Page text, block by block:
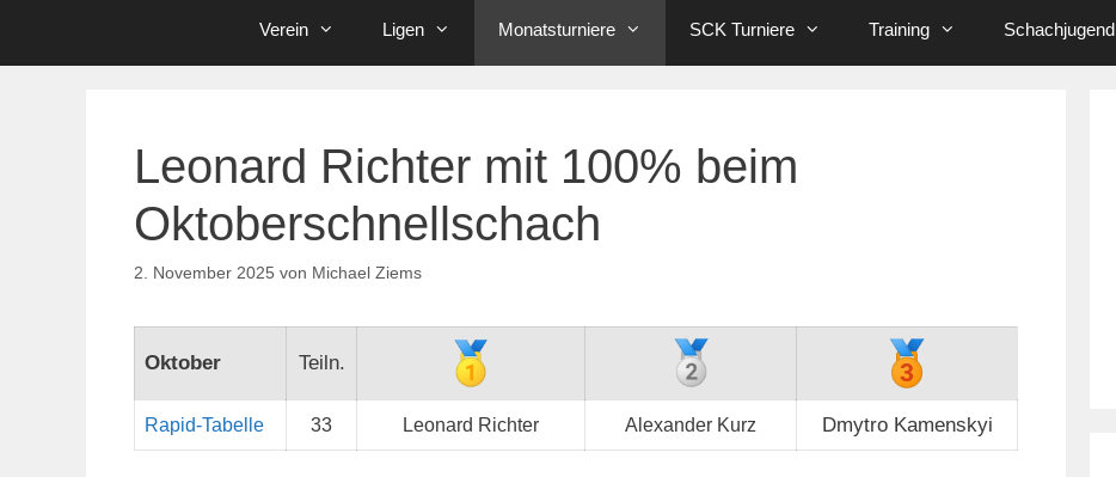
Verein Ligen Monatsturniere SCK Turniere Training Schachjugend
Leonard Richter mit 100% beim
Oktoberschnellschach
2. November 2025 von Michael Ziems
Oktober Teiln.
Rapid-Tabelle 33 Leonard Richter Alexander Kurz Dmytro Kamenskyi